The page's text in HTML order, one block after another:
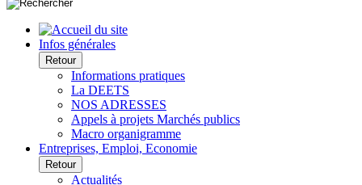
Infos générales
Retour
Informations pratiques
La DEETS
NOS ADRESSES
Appels à projets Marchés publics
Macro organigramme
Entreprises, Emploi, Economie
Retour
Actualités